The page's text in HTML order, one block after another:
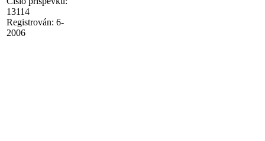
13114
Registrován: 6-
2006